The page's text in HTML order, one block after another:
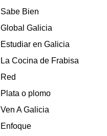
Sabe Bien
Global Galicia
Estudiar en Galicia
La Cocina de Frabisa
Red
Plata o plomo
Ven A Galicia
Enfoque